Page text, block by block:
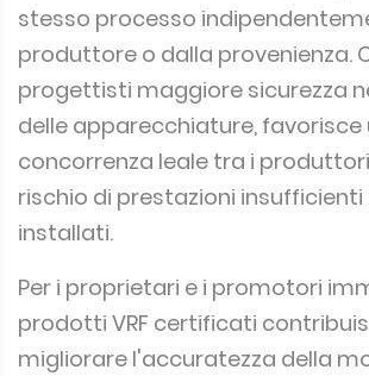
stesso processo
produttore o dalla provenienza.
progettisti maggiore sicurezza
delle apparecchiature, favorisce
concorrenza leale tra i
rischio di prestazioni insufficienti
installati.
Per i proprietari e i promotori
prodotti VRF certificati
migliorare l'accuratezza della